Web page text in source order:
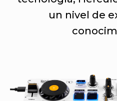
un nivel de